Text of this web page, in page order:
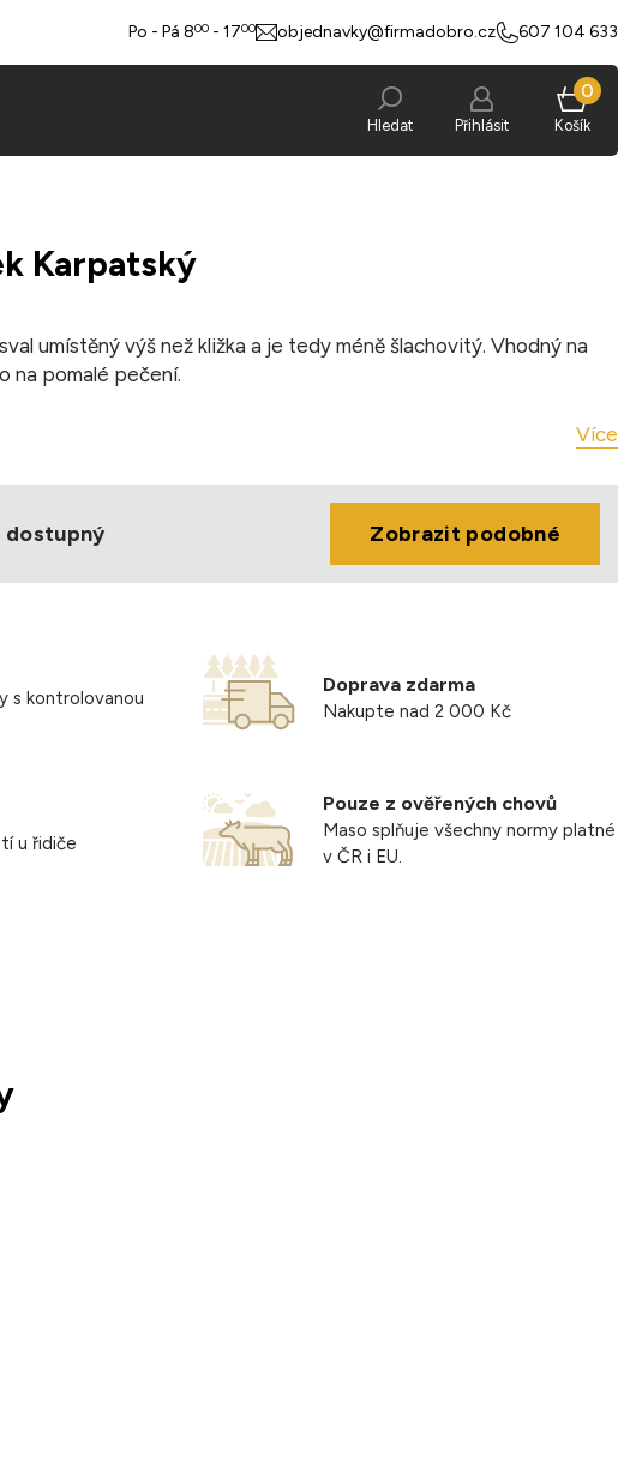
Po - Pá 800 - 1700 objednavky@firmadobro.cz 607 104 633
Hledat
Přihlásit
0
Košík
Karpatský
umístěný výš než kližka a je tedy méně šlachovitý. Vhodný na
na pomalé pečení.
vakuované
0–4 °C
Více
dostupný Zobrazit podobné
s kontrolovanou
Doprava zdarma
Nakupte nad 2 000 Kč
u řidiče
Pouze z ověřených chovů
Maso splňuje všechny normy platné
v ČR i EU.